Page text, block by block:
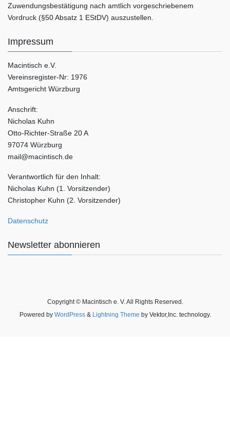
Zuwendungsbestätigung nach amtlich vorgeschriebenem
Vordruck (§50 Absatz 1 EStDV) auszustellen.
Impressum
Macintisch e.V.
Vereinsregister-Nr: 1976
Amtsgericht Würzburg
Anschrift:
Nicholas Kuhn
Otto-Richter-Straße 20 A
97074 Würzburg
mail@macintisch.de
Verantwortlich für den Inhalt:
Nicholas Kuhn (1. Vorsitzender)
Christopher Kuhn (2. Vorsitzender)
Datenschutz
Newsletter abonnieren
Copyright © Macintisch e. V. All Rights Reserved.
Powered by WordPress& Lightning Theme by Vektor,Inc. technology.